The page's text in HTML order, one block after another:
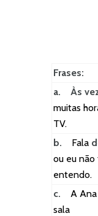
Frases:
a. Às
muitas
TV.
b. Fala
ou eu não
entendo.
c. A Ana
sala